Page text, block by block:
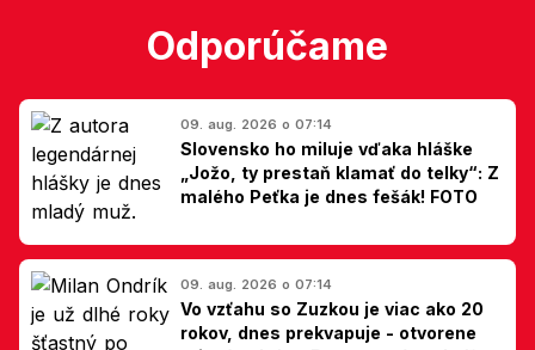
Odporúčame
09. aug. 2026 o 07:14
Slovensko ho miluje vďaka hláške
„Jožo, ty prestaň klamať do telky“: Z
malého Peťka je dnes fešák! FOTO
09. aug. 2026 o 07:14
Vo vzťahu so Zuzkou je viac ako 20
rokov, dnes prekvapuje - otvorene